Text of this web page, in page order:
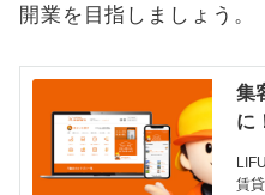
開業を目指しましょう。
集
に
賃